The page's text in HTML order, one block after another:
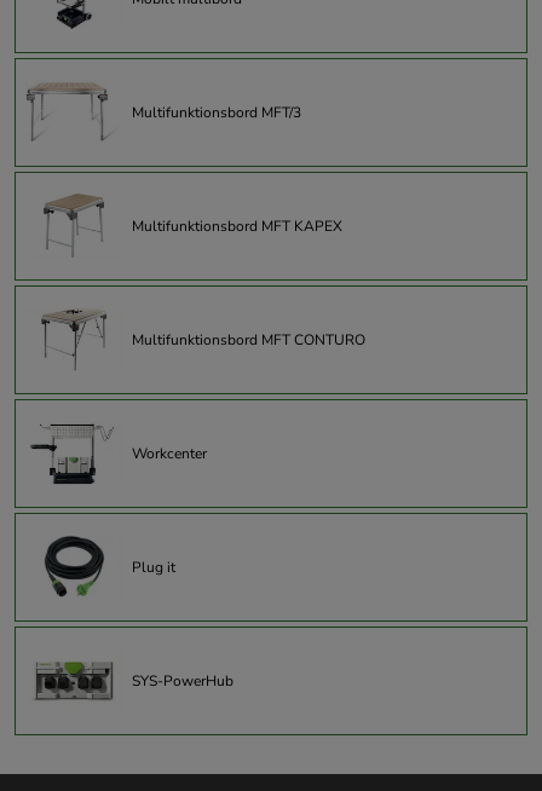
Multifunktionsbord MFT/3
Multifunktionsbord MFT KAPEX
Multifunktionsbord MFT CONTURO
Workcenter
Plug it
SYS-PowerHub